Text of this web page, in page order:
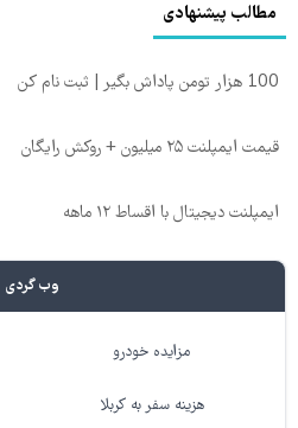
مطالب پیشنهادی
100 هزار تومن پاداش بگیر | ثبت نام کن
قیمت ایمپلنت ۲۵ میلیون + روکش رایگان
ایمپلنت دیجیتال با اقساط ۱۲ ماهه
وب گردی
مزایده خودرو
هزینه سفر به کربلا